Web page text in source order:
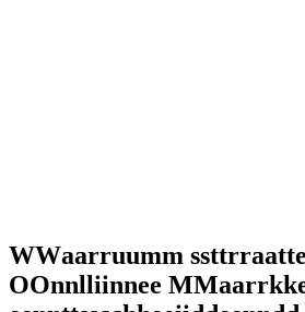
WWaarruumm ssttrraatte
OOnnlliinnee MMaarrkk